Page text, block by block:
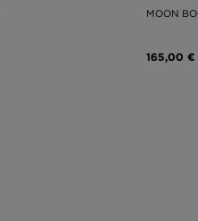
MOON
165,00 €